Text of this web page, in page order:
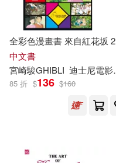
全彩色漫畫書 來自紅花坂 2
中文書
宮崎駿GHIBLI 迪士尼電影公司
85 折 $136 $160